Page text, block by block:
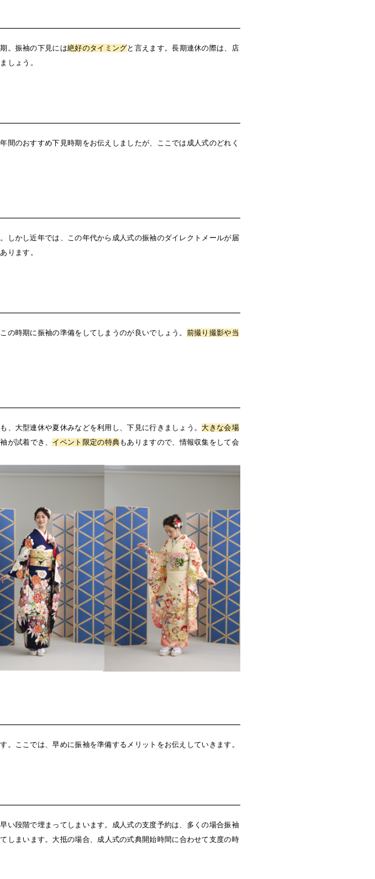
。振袖の下見には絶好のタイミングと言えます。長期連休の際は、店
しょう。
のおすすめ下見時期をお伝えしましたが、ここでは成人式のどれく
しかし近年では、この年代から成人式の振袖のダイレクトメールが届
ります。
時期に振袖の準備をしてしまうのが良いでしょう。 前撮り撮影や当
、大型連休や夏休みなどを利用し、下見に行きましょう。大きな会場
が試着でき、 イベント限定の特典もありますので、情報収集をして会
ここでは、早めに振袖を準備するメリットをお伝えしていきます。
い段階で埋まってしまいます。成人式の支度予約は、多くの場合振袖
しまいます。大抵の場合、成人式の式典開始時間に合わせて支度の時